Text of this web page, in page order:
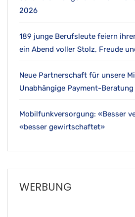
2026
189 junge Berufsleute feiern
ein Abend voller Stolz, Freude
Neue Partnerschaft für unsere
Unabhängige Payment-
Mobilfunkversorgung: «Besser
«besser gewirtschaftet»
WERBUNG